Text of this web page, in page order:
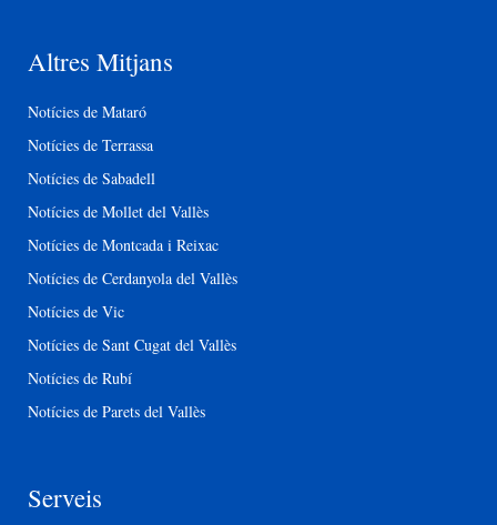
Altres Mitjans
Notícies de Mataró
Notícies de Terrassa
Notícies de Sabadell
Notícies de Mollet del Vallès
Notícies de Montcada i Reixac
Notícies de Cerdanyola del Vallès
Notícies de Vic
Notícies de Sant Cugat del Vallès
Notícies de Rubí
Notícies de Parets del Vallès
Serveis